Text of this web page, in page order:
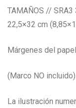
TAMAÑOS //
22,5×32 cm
Márgenes del
(Marco NO incluido)
La ilustración